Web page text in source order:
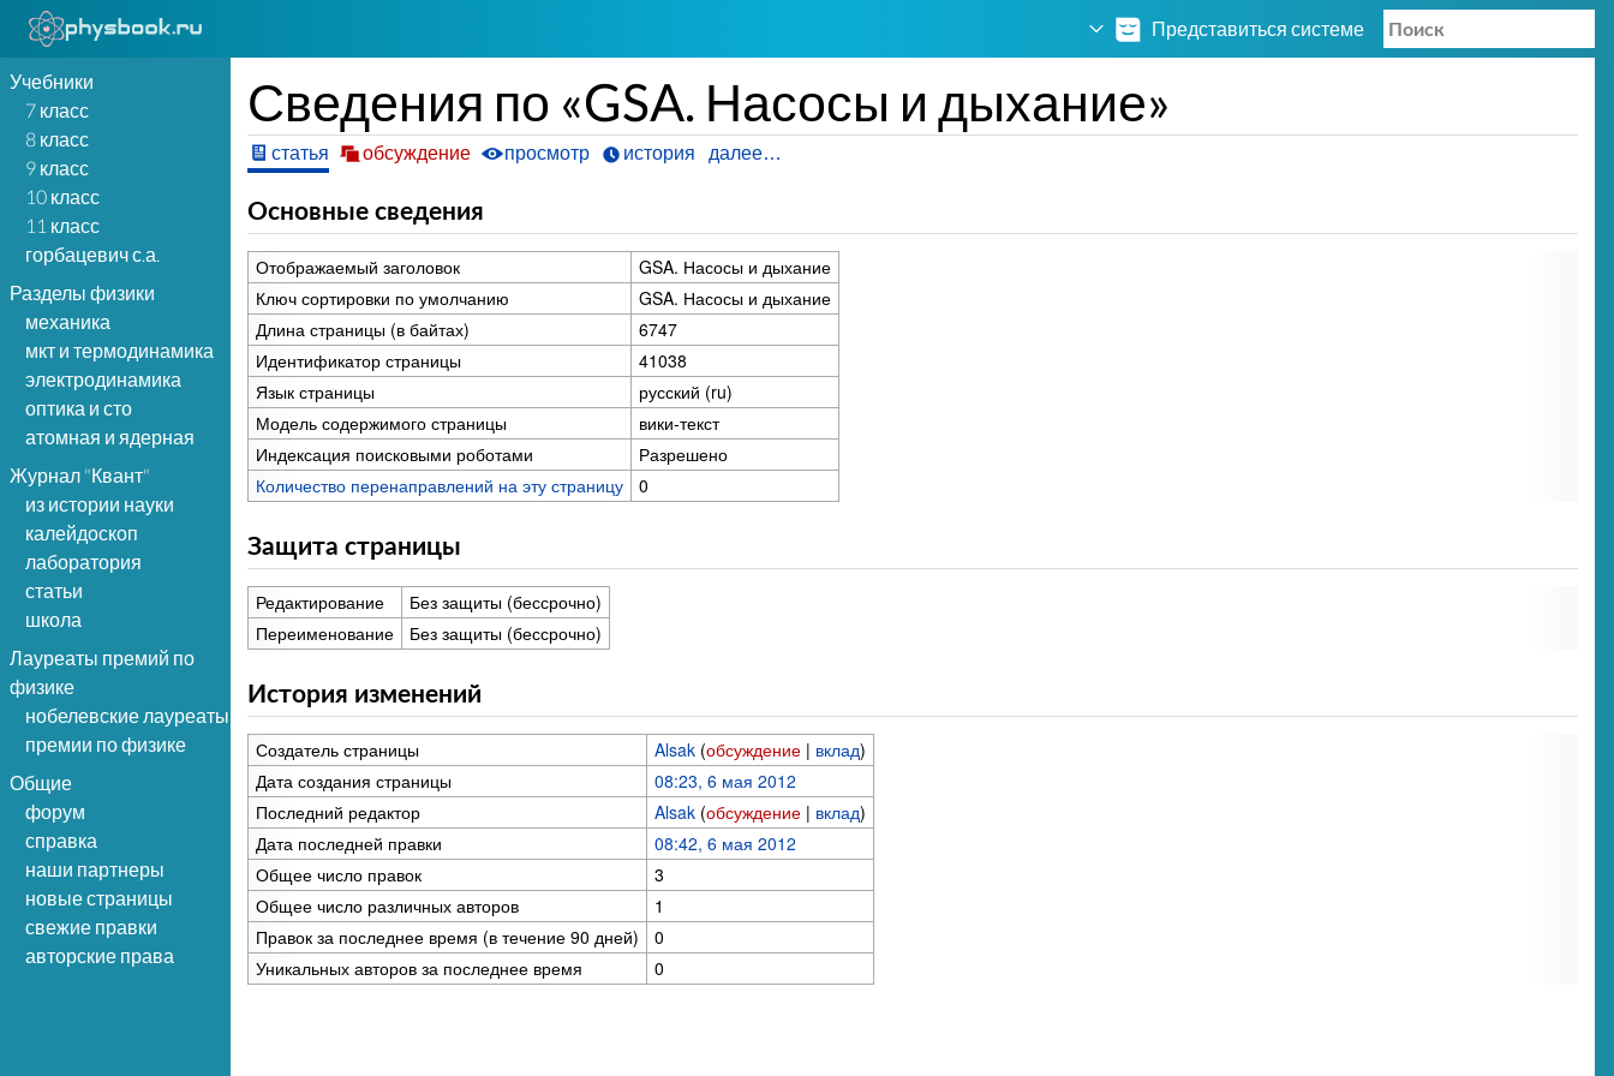
Представиться системе
Учебники
7 класс
8 класс
9 класс
10 класс
11 класс
горбацевич с.а.
Разделы физики
механика
мкт и термодинамика
электродинамика
оптика и сто
атомная и ядерная
Журнал "Квант"
из истории науки
калейдоскоп
лаборатория
статьи
школа
Лауреаты премий по
физике
нобелевские лауреаты
премии по физике
Общие
форум
справка
наши партнеры
новые страницы
свежие правки
авторские права
Сведения по «GSA. Насосы и дыхание»
статья обсуждение просмотр история далее…
Основные сведения
Отображаемый заголовок
GSA. Насосы и дыхание
Ключ сортировки по умолчанию
GSA. Насосы и дыхание
Длина страницы (в байтах)
6747
Идентификатор страницы
41038
Язык страницы
русский (ru)
Модель содержимого страницы
вики-текст
Индексация поисковыми роботами
Разрешено
Количество перенаправлений на эту страницу
0
Защита страницы
Редактирование
Без защиты (бессрочно)
Переименование
Без защиты (бессрочно)
История изменений
Создатель страницы Alsak (обсуждение| вклад)
Дата создания страницы
08:23, 6 мая 2012
Последний редактор
Alsak (обсуждение| вклад)
Дата последней правки
08:42, 6 мая 2012
Общее число правок
3
Общее число различных авторов
1
Правок за последнее время (в течение 90 дней)
0
Уникальных авторов за последнее время
0